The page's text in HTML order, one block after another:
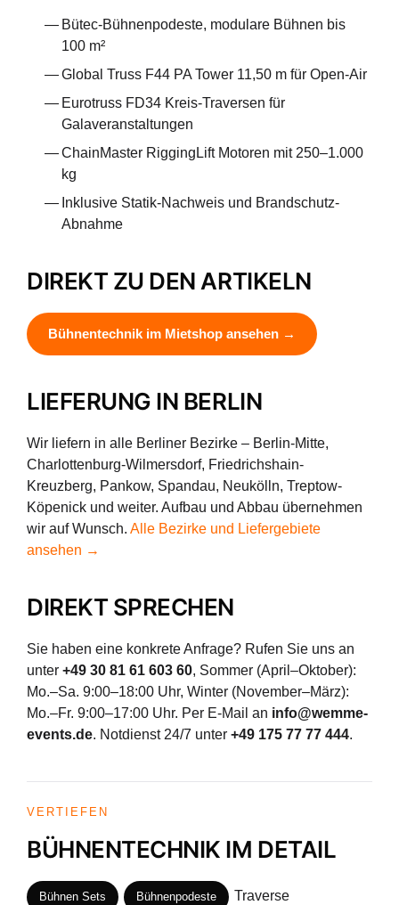
Bütec-Bühnenpodeste, modulare Bühnen bis
100 m²
Global Truss F44 PA Tower 11,50 m für Open-Air
Eurotruss FD34 Kreis-Traversen für
Galaveranstaltungen
ChainMaster RiggingLift Motoren mit 250–1.000
kg
Inklusive Statik-Nachweis und Brandschutz-
Abnahme
DIREKT ZU DEN ARTIKELN
Bühnentechnik im Mietshop ansehen →
LIEFERUNG IN BERLIN
Wir liefern in alle Berliner Bezirke – Berlin-Mitte,
Charlottenburg-Wilmersdorf, Friedrichshain-
Kreuzberg, Pankow, Spandau, Neukölln, Treptow-
Köpenick und weiter. Aufbau und Abbau übernehmen
wir auf Wunsch. Alle Bezirke und Liefergebiete
ansehen →
DIREKT SPRECHEN
Sie haben eine konkrete Anfrage? Rufen Sie uns an
unter +49 30 81 61 603 60, Sommer (April–Oktober):
Mo.–Sa. 9:00–18:00 Uhr, Winter (November–März):
Mo.–Fr. 9:00–17:00 Uhr. Per E-Mail an info@wemme-
events.de. Notdienst 24/7 unter +49 175 77 77 444.
VERTIEFEN
BÜHNENTECHNIK IM DETAIL
Bühnen Sets Bühnenpodeste Traverse